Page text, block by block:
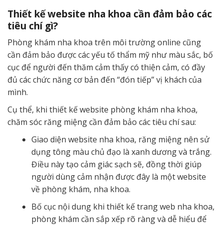
Thiết kế website nha khoa cần đảm bảo các
tiêu chí gì?
Phòng khám nha khoa trên môi trường online cũng
cần đảm bảo được các yếu tố thẩm mỹ như màu sắc, bố
cục để người đến thăm cảm thấy có thiện cảm, có đầy
đủ các chức năng cơ bản đến “đón tiếp” vị khách của
mình.
Cụ thể, khi thiết kế website phòng khám nha khoa,
chăm sóc răng miệng cần đảm bảo các tiêu chí sau:
Giao diện website nha khoa, răng miệng nên sử
dụng tông màu chủ đạo là xanh dương và trắng.
Điều này tạo cảm giác sạch sẽ, đồng thời giúp
người dùng cảm nhận được đây là một website
về phòng khám, nha khoa.
Bố cục nội dung khi thiết kế trang web nha khoa,
phòng khám cần sắp xếp rõ ràng và dễ hiểu để